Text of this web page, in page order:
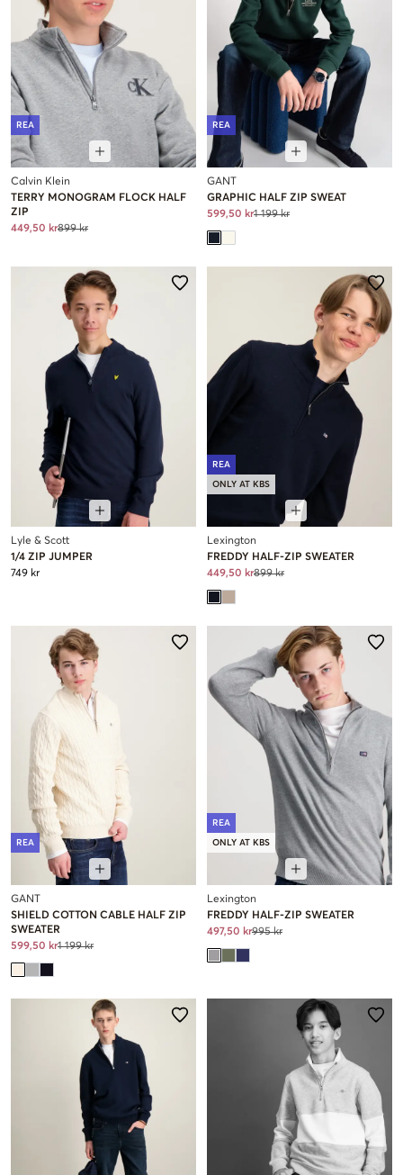
REA
Calvin Klein
TERRY MONOGRAM FLOCK HALF
ZIP
449,50 kr899 kr
REA
GANT
GRAPHIC HALF ZIP SWEAT
599,50 kr1 199 kr
Lyle & Scott
1/4 ZIP JUMPER
749 kr
REA
ONLY AT KBS
Lexington
FREDDY HALF-ZIP SWEATER
449,50 kr899 kr
REA
GANT
SHIELD COTTON CABLE HALF ZIP
SWEATER
599,50 kr1 199 kr
REA
ONLY AT KBS
Lexington
FREDDY HALF-ZIP SWEATER
497,50 kr995 kr